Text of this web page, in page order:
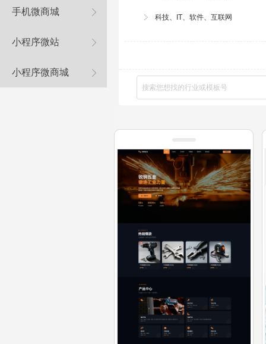
手机微商城
小程序微站
小程序微商城
科技、IT、软件、互联网